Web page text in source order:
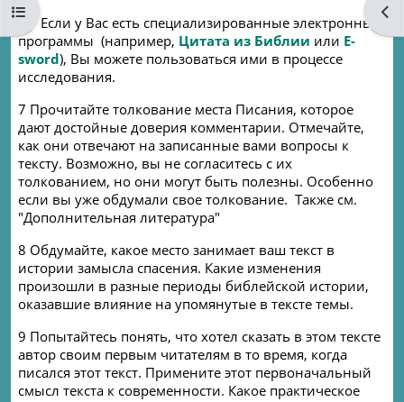
Open course index
6 Если у Вас есть специализированные электронные
программы (например, Цитата из Библии или E-
sword), Вы можете пользоваться ими в процессе
исследования.
7 Прочитайте толкование места Писания, которое
дают достойные доверия комментарии. Отмечайте,
как они отвечают на записанные вами вопросы к
тексту. Возможно, вы не согласитесь с их
толкованием, но они могут быть полезны. Особенно
если вы уже обдумали свое толкование. Также см.
"Дополнительная литература"
8 Обдумайте, какое место занимает ваш текст в
истории замысла спасения. Какие изменения
произошли в разные периоды библейской истории,
оказавшие влияние на упомянутые в тексте темы.
9 Попытайтесь понять, что хотел сказать в этом тексте
автор своим первым читателям в то время, когда
писался этот текст. Примените этот первоначальный
смысл текста к современности. Какое практическое